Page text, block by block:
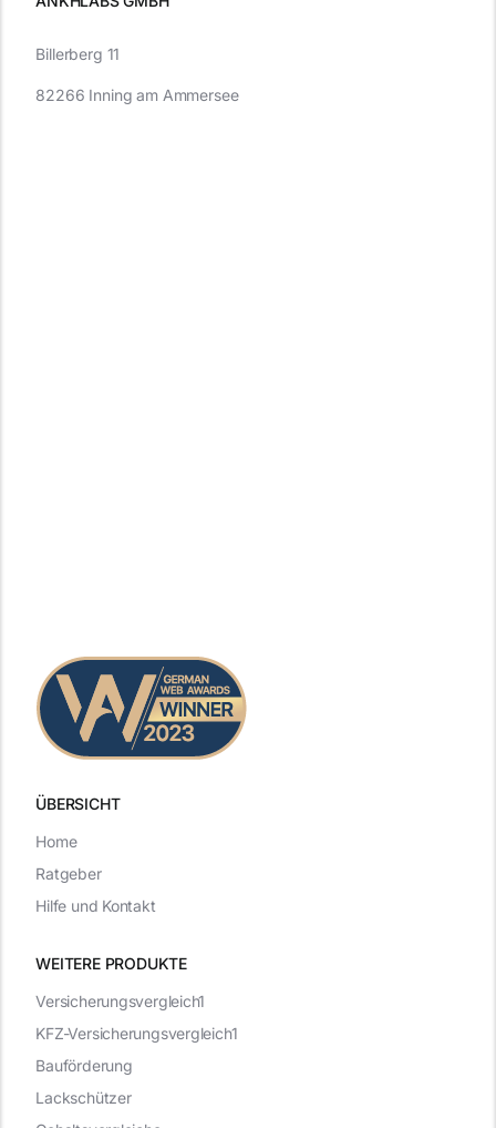
ÜBERSICHT
WEITERE PRODUKTE
Billerberg 11
82266 Inning am Ammersee
Versicherungsvergleich1
KFZ-Versicherungsvergleich1
Bauförderung
Lackschützer
Home
Ratgeber
Hilfe und Kontakt